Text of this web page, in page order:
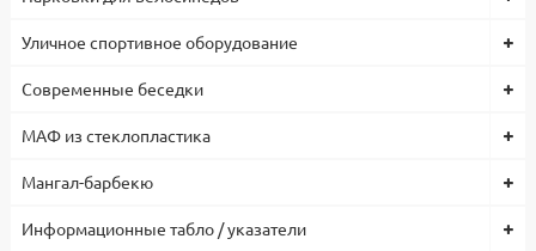
Уличное спортивное оборудование
Современные беседки
МАФ из стеклопластика
Мангал-барбекю
Информационные табло / указатели